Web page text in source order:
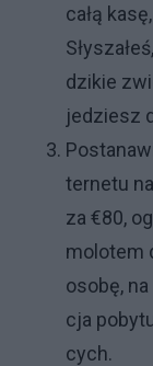
ca­łą
dzi­kie
je­dzie­sz
ter­ne­tu
za €80,
mo­lo­tem
oso­bę,
cja
cy­ch.